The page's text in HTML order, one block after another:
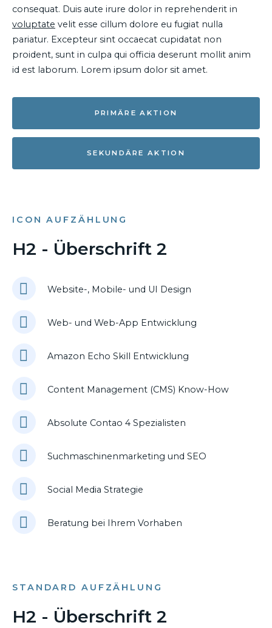
consequat. Duis aute irure dolor in reprehenderit in
voluptate velit esse cillum dolore eu fugiat nulla
pariatur. Excepteur sint occaecat cupidatat non
proident, sunt in culpa qui officia deserunt mollit anim
id est laborum. Lorem ipsum dolor sit amet.
PRIMÄRE AKTION
SEKUNDÄRE AKTION
ICON AUFZÄHLUNG
H2 - Überschrift 2
Website-, Mobile- und UI Design
Web- und Web-App Entwicklung
Amazon Echo Skill Entwicklung
Content Management (CMS) Know-How
Absolute Contao 4 Spezialisten
Suchmaschinenmarketing und SEO
Social Media Strategie
Beratung bei Ihrem Vorhaben
STANDARD AUFZÄHLUNG
H2 - Überschrift 2